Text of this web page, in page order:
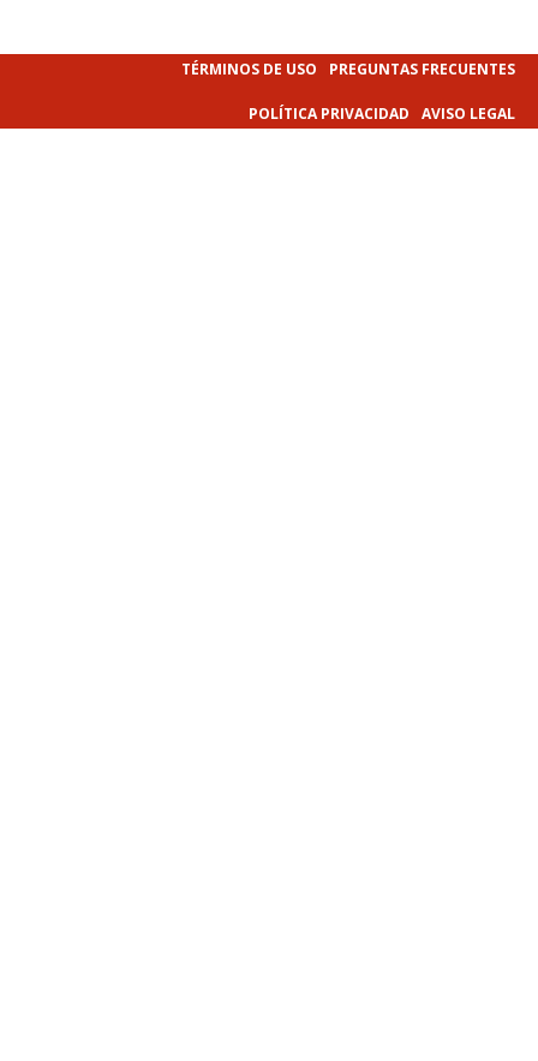
TÉRMINOS DE USO PREGUNTAS FRECUENTES
POLÍTICA PRIVACIDAD AVISO LEGAL